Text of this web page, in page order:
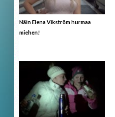
Näin Elena Vikström hurmaa
miehen!